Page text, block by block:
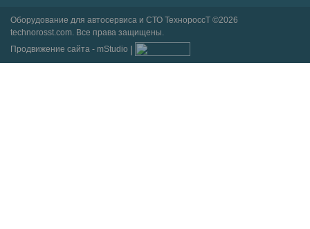
Оборудование для автосервиса и СТО ТехнороссТ ©2026
technorosst.com. Все права защищены.
Продвижение сайта - mStudio